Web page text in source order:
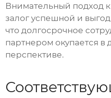
Внимательный подход
залог успешной и
что долгосрочное
партнером окупается в
перспективе.